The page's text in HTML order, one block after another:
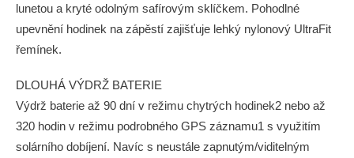
lunetou a kryté odolným safírovým sklíčkem. Pohodlné
upevnění hodinek na zápěstí zajišťuje lehký nylonový UltraFit
řemínek.
DLOUHÁ VÝDRŽ BATERIE
Výdrž baterie až 90 dní v režimu chytrých hodinek2 nebo až
320 hodin v režimu podrobného GPS záznamu1 s využitím
solárního dobíjení. Navíc s neustále zapnutým/viditelným